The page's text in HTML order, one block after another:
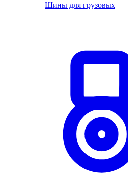
Шины для грузовых